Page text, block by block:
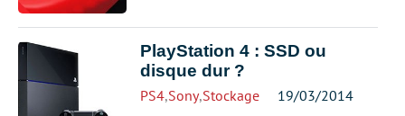
PlayStation 4 : SSD ou
disque dur ?
PS4,Sony,Stockage 19/03/2014